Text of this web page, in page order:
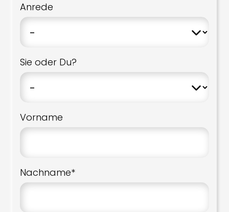
Anrede
Sie oder Du?
Vorname
Nachname*